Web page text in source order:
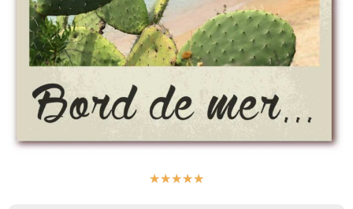
★★★★★